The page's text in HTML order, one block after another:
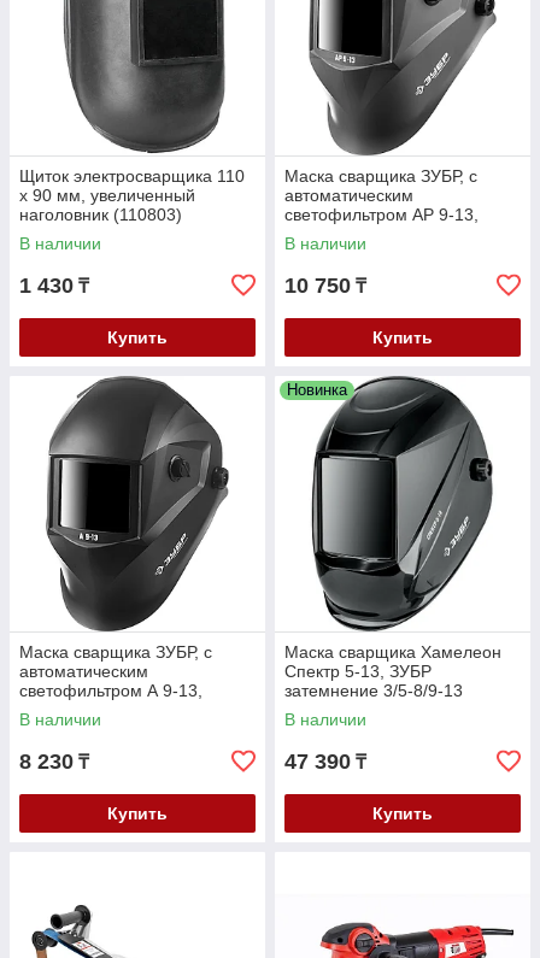
Щиток электросварщика 110
х 90 мм, увеличенный
наголовник (110803)
В наличии
1 430 ₸
Купить
Маска сварщика ЗУБР, с
автоматическим
светофильтром АР 9-13,
затемнение 4/9-13, серия
"Профессионал" (11073)
В наличии
10 750 ₸
Купить
Маска сварщика ЗУБР, с
автоматическим
светофильтром А 9-13,
затемнение 4/9-13, серия
"Профессионал" (11076)
В наличии
8 230 ₸
Купить
Новинка
Маска сварщика Хамелеон
Спектр 5-13, ЗУБР
затемнение 3/5-8/9-13
(11069_z01)
В наличии
47 390 ₸
Купить